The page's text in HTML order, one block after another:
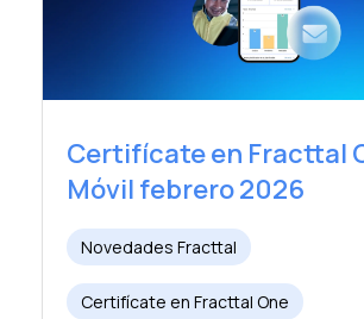
Certifícate en Fracttal
Móvil febrero 2026
Novedades Fracttal
Certifícate en Fracttal One